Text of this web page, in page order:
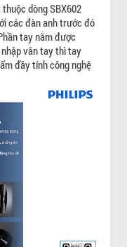
dòng SBX602
các đàn anh trước đó
tay nắm được
vân tay thì tay
đầy tính công nghệ